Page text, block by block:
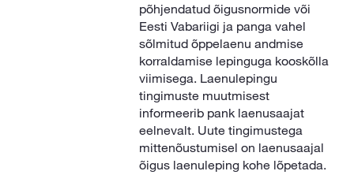
põhjendatud õigusnormide või
Eesti Vabariigi ja panga vahel
sõlmitud õppelaenu andmise
korraldamise lepinguga kooskõlla
viimisega. Laenulepingu
tingimuste muutmisest
informeerib pank laenusaajat
eelnevalt. Uute tingimustega
mittenõustumisel on laenusaajal
õigus laenuleping kohe lõpetada.